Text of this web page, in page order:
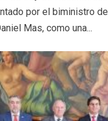
por el biministro
Mas, como una...